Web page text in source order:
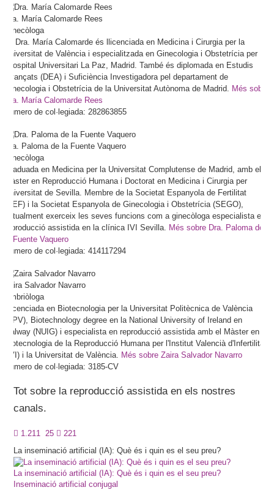
Dra. María Calomarde Rees
Ginecòloga
La Dra. María Calomarde és llicenciada en Medicina i Cirurgia per la
Universitat de València i especialitzada en Ginecologia i Obstetrícia per
l'Hospital Universitari La Paz, Madrid. També és diplomada en Estudis
Avançats (DEA) i Suficiència Investigadora pel departament de
Ginecologia i Obstetrícia de la Universitat Autònoma de Madrid. Més sobre
Dra. María Calomarde Rees
Número de col·legiada: 282863855
Dra. Paloma de la Fuente Vaquero
Ginecòloga
Graduada en Medicina per la Universitat Complutense de Madrid, amb el
Màster en Reproducció Humana i Doctorat en Medicina i Cirurgia per
Universitat de Sevilla. Membre de la Societat Espanyola de Fertilitat
(SEF) i la Societat Espanyola de Ginecologia i Obstetrícia (SEGO),
actualment exerceix les seves funcions com a ginecòloga especialista en
reproducció assistida en la clínica IVI Sevilla. Més sobre Dra. Paloma de
la Fuente Vaquero
Número de col·legiada: 414117294
Zaira Salvador Navarro
Embriòloga
Llicenciada en Biotecnologia per la Universitat Politècnica de València
(UPV), Biotechnology degree en la National University of Ireland en
Galway (NUIG) i especialista en reproducció assistida amb el Màster en
Biotecnologia de la Reproducció Humana per l'Institut Valencià d'Infertilitat
(IVI) i la Universitat de València. Més sobre Zaira Salvador Navarro
Número de col·legiada: 3185-CV
Tot sobre la reproducció assistida en els nostres
canals.
1.211 25
221
La inseminació artificial (IA): Què és i quin es el seu preu?
La inseminació artificial (IA): Què és i quin es el seu preu?
Inseminació artificial conjugal